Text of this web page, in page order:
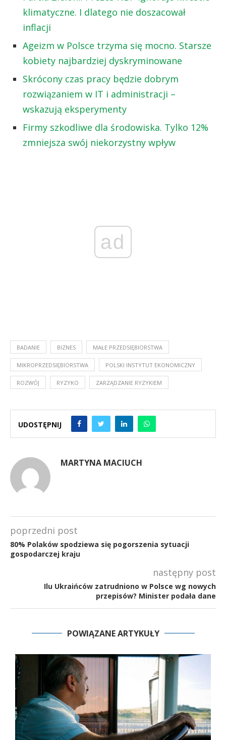
klimatyczne. I dlatego nie doszacował
inflacji
Ageizm w Polsce trzyma się mocno. Starsze
kobiety najbardziej dyskryminowane
Skrócony czas pracy będzie dobrym
rozwiązaniem w IT i administracji –
wskazują eksperymenty
Firmy szkodliwe dla środowiska. Tylko 12%
zmniejsza swój niekorzystny wpływ
ad
BADANIE BIZNES MAŁE PRZEDSIĘBIORSTWA
MIKROPRZEDSIĘBIORSTWA POLSKI INSTYTUT EKONOMICZNY
ROZWÓJ RYZYKO ZARZĄDZANIE RYZYKIEM
UDOSTĘPNIJ
MARTYNA MACIUCH
poprzedni post
80% Polaków spodziewa się pogorszenia sytuacji
gospodarczej kraju
następny post
Ilu Ukraińców zatrudniono w Polsce wg nowych
przepisów? Minister podała dane
POWIĄZANE ARTYKUŁY